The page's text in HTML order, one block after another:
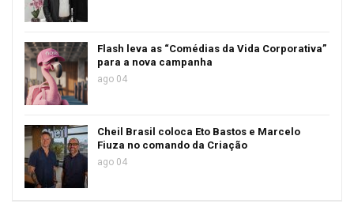
Flash leva as “Comédias da Vida Corporativa”
para a nova campanha
ago 04
Cheil Brasil coloca Eto Bastos e Marcelo
Fiuza no comando da Criação
ago 04